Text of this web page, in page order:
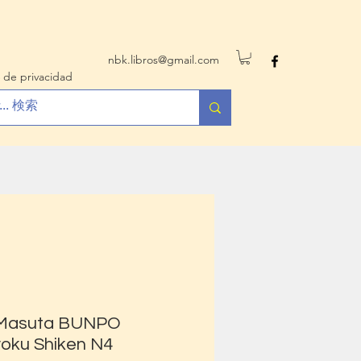
de privacidad
nbk.libros@gmail.com
BUNPO
Shiken N4